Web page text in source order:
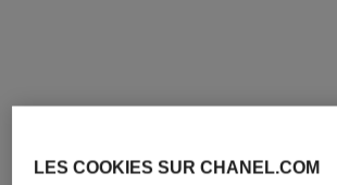
L'ACCORD PARFAIT
LES COOKIES SUR CHANEL.COM